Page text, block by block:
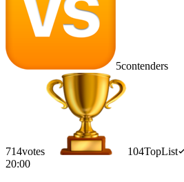
5contenders
714votes 104TopList
20:00